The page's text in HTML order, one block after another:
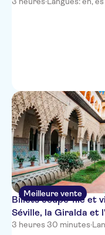
Meilleure vente
Billets coupe-file et
Séville, la Giralda et
3 heures 30 minutes·